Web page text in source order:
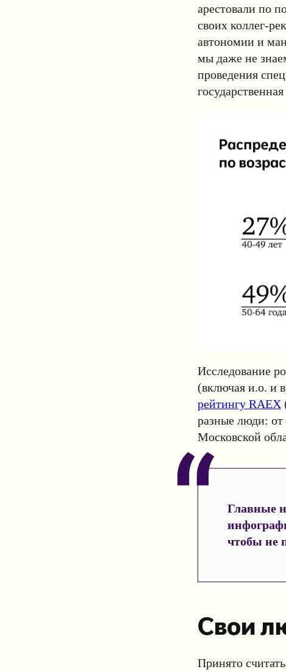
арестовали по
своих коллег-
автономии и
мы даже не
проведения
Исследование
(включая и.о. и
рейтингу RAEX
разные люди: от
Московской
Главные
чтобы не
Свои
Принято